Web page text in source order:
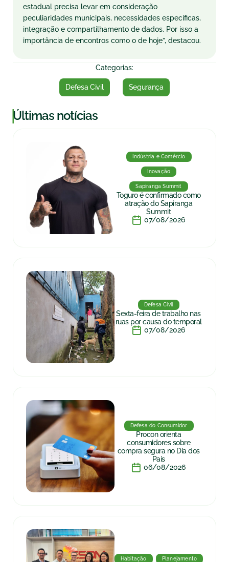
estadual precisa levar em consideração
peculiaridades municipais, necessidades específicas,
integração e compartilhamento de dados. Por isso a
importância de encontros como o de hoje”, destacou.
Categorias:
Defesa Civil Segurança
|Últimas notícias
Indústria e Comércio
Inovação
Sapiranga Summit
Toguro é confirmado como
atração do Sapiranga
Summit
07/08/2026
Defesa Civil
Sexta-feira de trabalho nas
ruas por causa do temporal
07/08/2026
Defesa do Consumidor
Procon orienta
consumidores sobre
compra segura no Dia dos
Pais
06/08/2026
Habitação Planejamento